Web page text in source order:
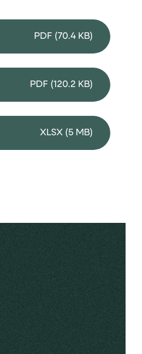
PDF (70.4 KB)
PDF (120.2 KB)
XLSX (5 MB)